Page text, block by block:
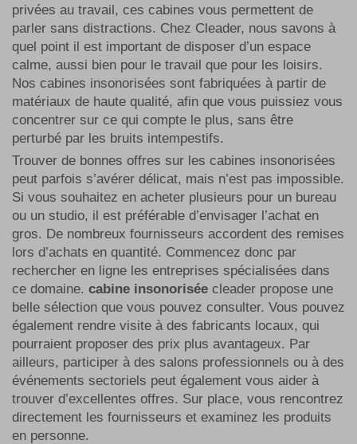
privées au travail, ces cabines vous permettent de
parler sans distractions. Chez Cleader, nous savons à
quel point il est important de disposer d’un espace
calme, aussi bien pour le travail que pour les loisirs.
Nos cabines insonorisées sont fabriquées à partir de
matériaux de haute qualité, afin que vous puissiez vous
concentrer sur ce qui compte le plus, sans être
perturbé par les bruits intempestifs.
Trouver de bonnes offres sur les cabines insonorisées
peut parfois s’avérer délicat, mais n’est pas impossible.
Si vous souhaitez en acheter plusieurs pour un bureau
ou un studio, il est préférable d’envisager l’achat en
gros. De nombreux fournisseurs accordent des remises
lors d’achats en quantité. Commencez donc par
rechercher en ligne les entreprises spécialisées dans
ce domaine. cabine insonorisée cleader propose une
belle sélection que vous pouvez consulter. Vous pouvez
également rendre visite à des fabricants locaux, qui
pourraient proposer des prix plus avantageux. Par
ailleurs, participer à des salons professionnels ou à des
événements sectoriels peut également vous aider à
trouver d’excellentes offres. Sur place, vous rencontrez
directement les fournisseurs et examinez les produits
en personne.